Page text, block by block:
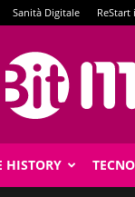
Sanità Digitale ReStart
HISTORY